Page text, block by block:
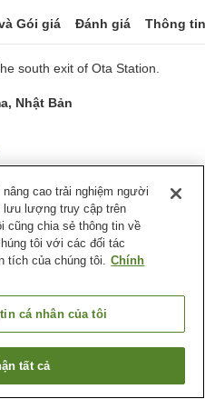
Gói giá Đánh giá Thông
south exit of Ota Station.
Nhật Bản
Máy bán hàng tự động
Phòng đa năng
Thành phố Ota
trống
cao trải nghiệm người
lưu lượng truy cập trên
cũng chia sẻ thông tin về
tôi với các đối tác
tích của chúng tôi. Chính
cá nhân của tôi
tất cả